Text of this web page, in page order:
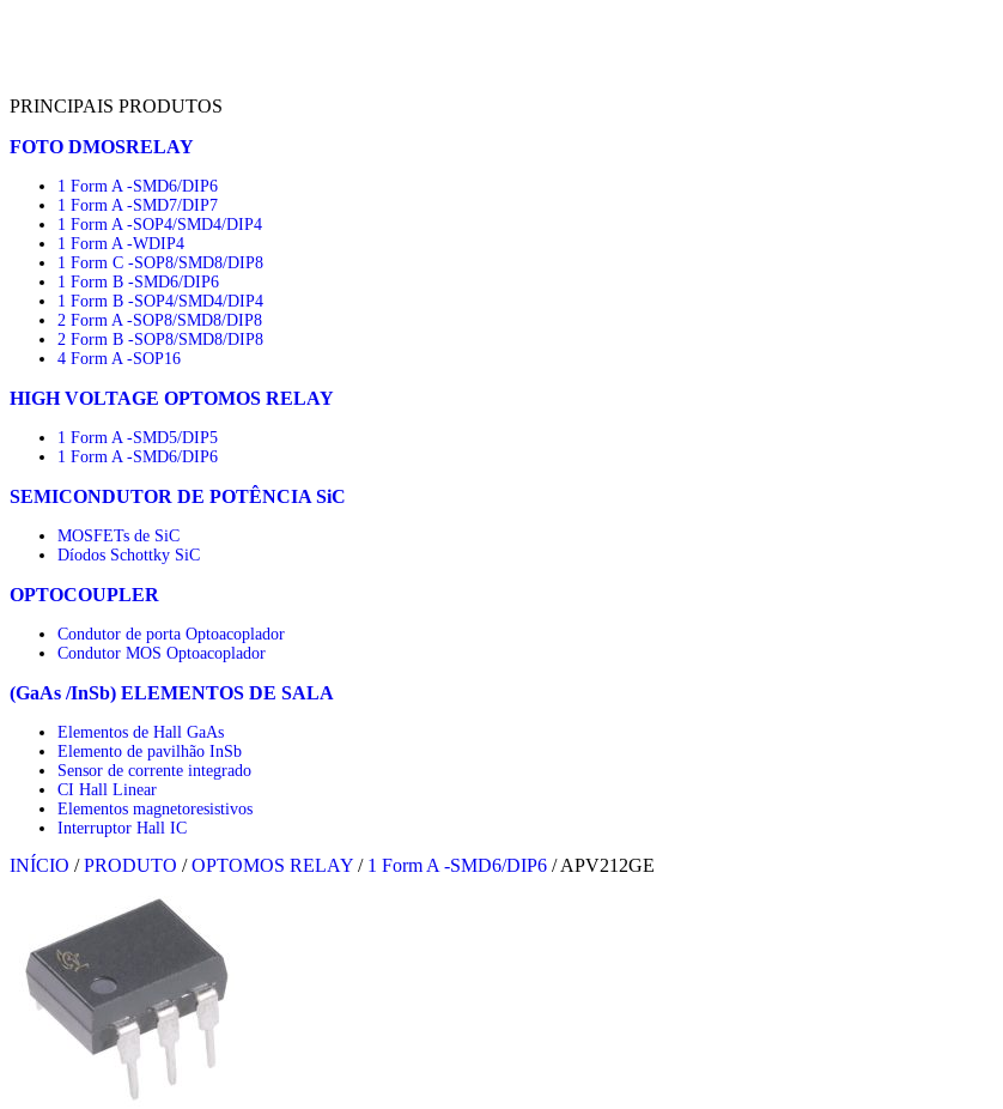
PRINCIPAIS PRODUTOS
FOTO DMOSRELAY
1 Form A -SMD6/DIP6
1 Form A -SMD7/DIP7
1 Form A -SOP4/SMD4/DIP4
1 Form A -WDIP4
1 Form C -SOP8/SMD8/DIP8
1 Form B -SMD6/DIP6
1 Form B -SOP4/SMD4/DIP4
2 Form A -SOP8/SMD8/DIP8
2 Form B -SOP8/SMD8/DIP8
4 Form A -SOP16
HIGH VOLTAGE OPTOMOS RELAY
1 Form A -SMD5/DIP5
1 Form A -SMD6/DIP6
SEMICONDUTOR DE POTÊNCIA SiC
MOSFETs de SiC
Díodos Schottky SiC
OPTOCOUPLER
Condutor de porta Optoacoplador
Condutor MOS Optoacoplador
(GaAs /InSb) ELEMENTOS DE SALA
Elementos de Hall GaAs
Elemento de pavilhão InSb
Sensor de corrente integrado
CI Hall Linear
Elementos magnetoresistivos
Interruptor Hall IC
INÍCIO / PRODUTO / OPTOMOS RELAY / 1 Form A -SMD6/DIP6 / APV212GE